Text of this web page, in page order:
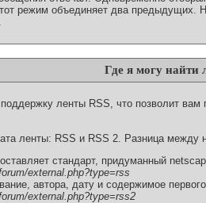
режим объединяет два предыдущих.
Где я могу найти
ленты RSS, что позволит
ленты: RSS и RSS 2. Разница
стандарт, придуманный
external.php?type=rss
автора, дату и содержимое
external.php?type=rss2